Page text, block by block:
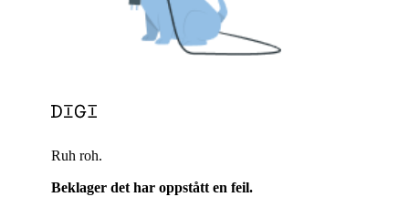
Ruh roh.
Beklager det har oppstått en feil.